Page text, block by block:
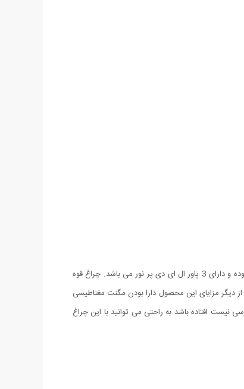
چراغ قوه تاشو فلکسی محصول جدیدی می باشد که تنها پس از چند ماه عرضه، در صنعت خود غوغایی به پا کرده است. این چراغ قوه فوق العاده با کیفیت بوده و دارای 3 پاور ال ای دی پر نور می باشد. چراغ قوه
یک خودکار خواهد شد! از دیگر مزایای این محصول دارا بودن مگنت مغناطیسی
نیست افتاده باشد به راحتی می توانید با این چراغ